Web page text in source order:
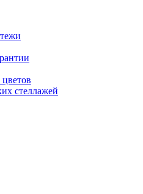
стеллажей